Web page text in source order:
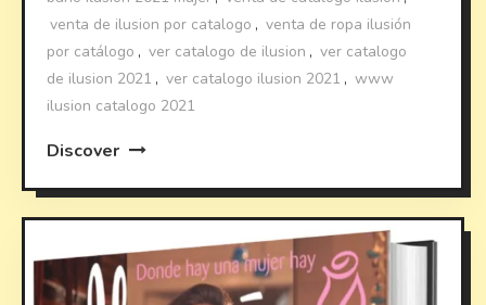
venta de ilusion por catalogo , venta de ropa ilusión
por catálogo , ver catalogo de ilusion , ver catalogo
de ilusion 2021 , ver catalogo ilusion 2021 , www
ilusion catalogo 2021
Discover